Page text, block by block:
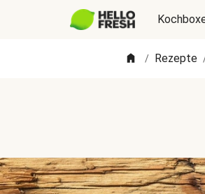
/ Rezepte